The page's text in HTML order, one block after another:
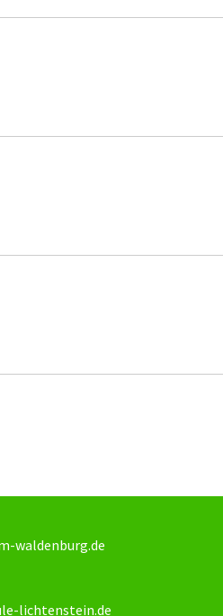
waldenburg.de
lichtenstein.de